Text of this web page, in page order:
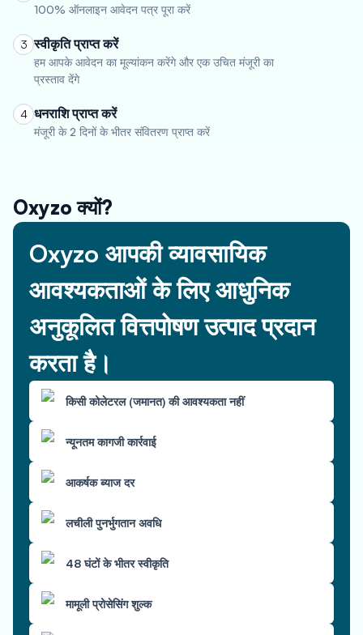
100% ऑनलाइन आवेदन पत्र पूरा करें
3 स्वीकृति प्राप्त करें
हम आपके आवेदन का मूल्यांकन करेंगे और एक उचित मंजूरी का
प्रस्ताव देंगे
4 धनराशि प्राप्त करें
मंजूरी के 2 दिनों के भीतर संवितरण प्राप्त करें
Oxyzo क्यों?
Oxyzo आपकी व्यावसायिक
आवश्यकताओं के लिए आधुनिक
अनुकूलित वित्तपोषण उत्पाद प्रदान
करता है।
किसी कोलेटरल (जमानत) की आवश्यकता नहीं
न्यूनतम कागजी कार्रवाई
आकर्षक ब्याज दर
लचीली पुनर्भुगतान अवधि
48 घंटों के भीतर स्वीकृति
मामूली प्रोसेसिंग शुल्क